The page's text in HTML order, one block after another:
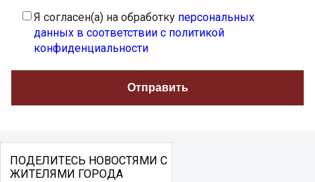
Я согласен(а) на обработку персональных
данных в соответствии с политикой
конфиденциальности
ПОДЕЛИТЕСЬ НОВОСТЯМИ С
ЖИТЕЛЯМИ ГОРОДА